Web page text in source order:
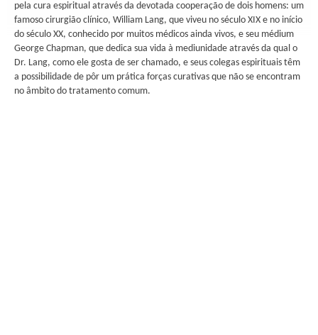
pela cura espiritual através da devotada cooperação de dois homens: um
famoso cirurgião clínico, William Lang, que viveu no século XIX e no início
do século XX, conhecido por muitos médicos ainda vivos, e seu médium
George Chapman, que dedica sua vida à mediunidade através da qual o
Dr. Lang, como ele gosta de ser chamado, e seus colegas espirituais têm
a possibilidade de pôr um prática forças curativas que não se encontram
no âmbito do tratamento comum.